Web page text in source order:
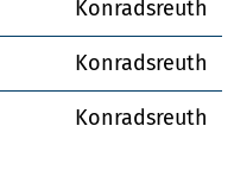
Konradsreuth
Konradsreuth
Konradsreuth